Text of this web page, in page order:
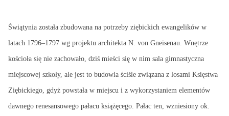
Świątynia została zbudowana na potrzeby ziębickich ewangelików w
latach 1796–1797 wg projektu architekta N. von Gneisenau. Wnętrze
kościoła się nie zachowało, dziś mieści się w nim sala gimnastyczna
miejscowej szkoły, ale jest to budowla ściśle związana z losami Księstwa
Ziębickiego, gdyż powstała w miejscu i z wykorzystaniem elementów
dawnego renesansowego pałacu książęcego. Pałac ten, wzniesiony ok.